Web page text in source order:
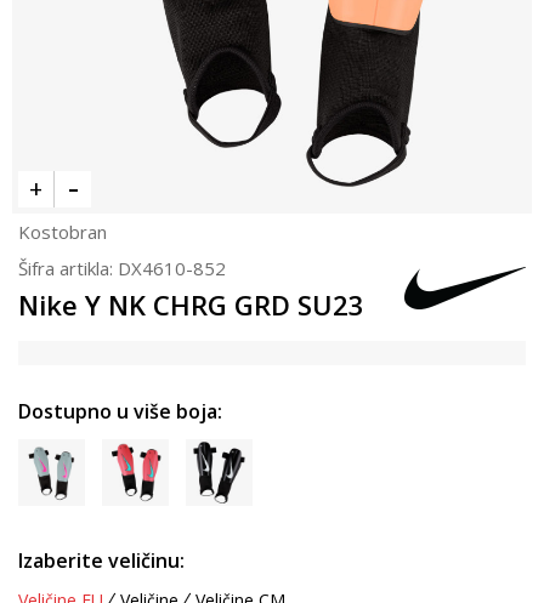
Kostobran
Šifra artikla: DX4610-852
Nike Y NK CHRG GRD SU23
Dostupno u više boja:
Izaberite veličinu: